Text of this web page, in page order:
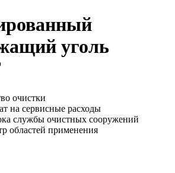
уголь
очистки
на сервисные расходы
службы очистных сооружений
областей применения